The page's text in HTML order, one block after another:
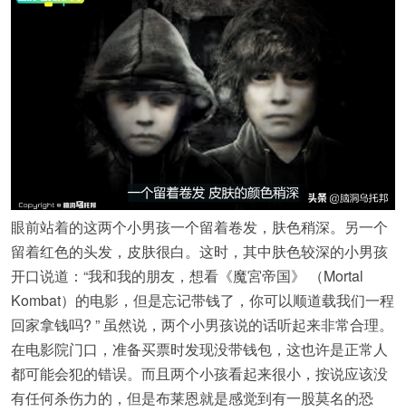
眼前站着的这两个小男孩一个留着卷发，肤色稍深。另一个
留着红色的头发，皮肤很白。这时，其中肤色较深的小男孩
开口说道：“我和我的朋友，想看《魔宮帝国》 （Mortal
Kombat）的电影，但是忘记带钱了，你可以顺道载我们一程
回家拿钱吗? ” 虽然说，两个小男孩说的话听起来非常合理。
在电影院门口，准备买票时发现没带钱包，这也许是正常人
都可能会犯的错误。而且两个小孩看起来很小，按说应该没
有任何杀伤力的，但是布莱恩就是感觉到有一股莫名的恐